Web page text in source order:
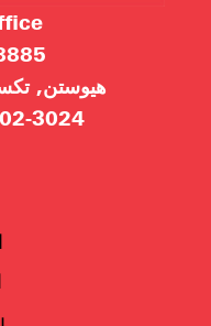
8885 طريق
هيوستن,
3024